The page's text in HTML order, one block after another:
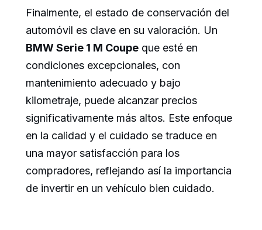
Finalmente, el estado de conservación del
automóvil es clave en su valoración. Un
BMW Serie 1 M Coupe que esté en
condiciones excepcionales, con
mantenimiento adecuado y bajo
kilometraje, puede alcanzar precios
significativamente más altos. Este enfoque
en la calidad y el cuidado se traduce en
una mayor satisfacción para los
compradores, reflejando así la importancia
de invertir en un vehículo bien cuidado.